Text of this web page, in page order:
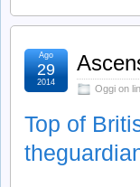
Oggi on
Ago
29
2014
Top of